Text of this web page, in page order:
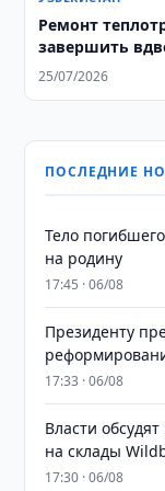
Ремонт
завершить
25/07/2026
ПОСЛЕДНИЕ
Тело
на родину
17:45 · 06/08
Президенту
17:33 · 06/08
Власти
на склады
17:30 · 06/08